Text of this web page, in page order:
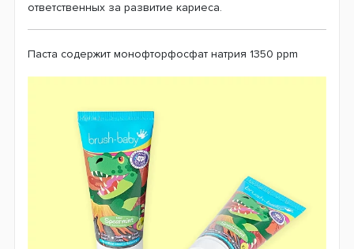
ответственных за развитие кариеса.
Паста содержит монофторфосфат натрия 1350 ppm